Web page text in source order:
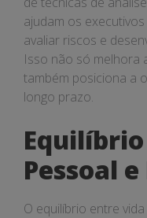
ajudam os
avaliar riscos e
Isso não só melhora
também posiciona a
longo prazo.
Pessoal
O equilíbrio entre